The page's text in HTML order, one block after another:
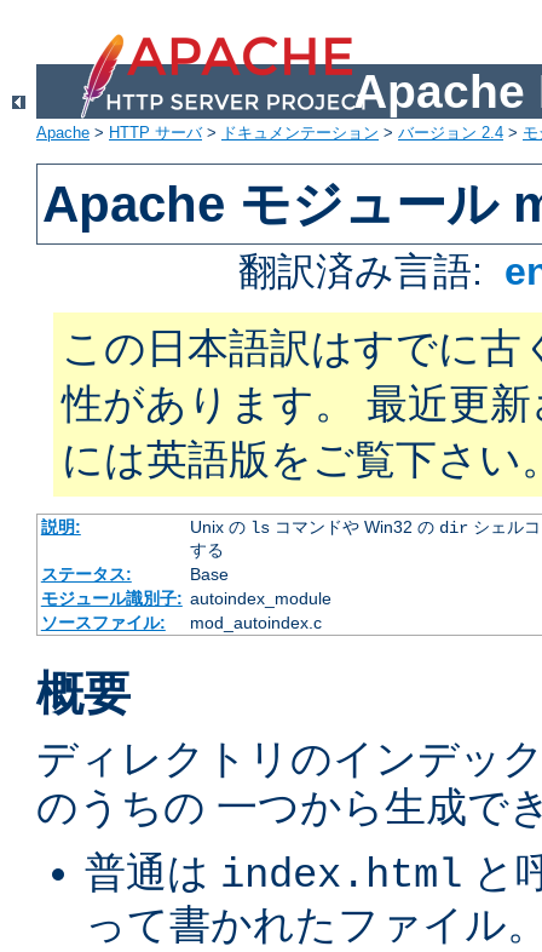
Apache
Apache > HTTP サーバ> ドキュメンテーション > バージョン 2.4 >
Apache モジュール
翻訳済み言語:
この日本語訳はすでに古
性があります。 最近更
には英語版をご覧下さい
説明: Unix の lsコマンドや Win32 の dirシェルコ
する
ステータス:
Base
モジュール識別子: autoindex_module
ソースファイル:
mod_autoindex.c
概要
ディレクトリのインデッ
のうちの 一つから生成で
普通は index.html と
って書かれたファイル